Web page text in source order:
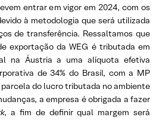
entrar em vigor em 2024, com os
à metodologia que será utilizada
de transferência. Ressaltamos que
exportação da WEG é tributada em
na Áustria a uma alíquota efetiva
de 34% do Brasil, com a MP
do lucro tributada no ambiente
a empresa é obrigada a fazer
, a fim de definir qual margem será